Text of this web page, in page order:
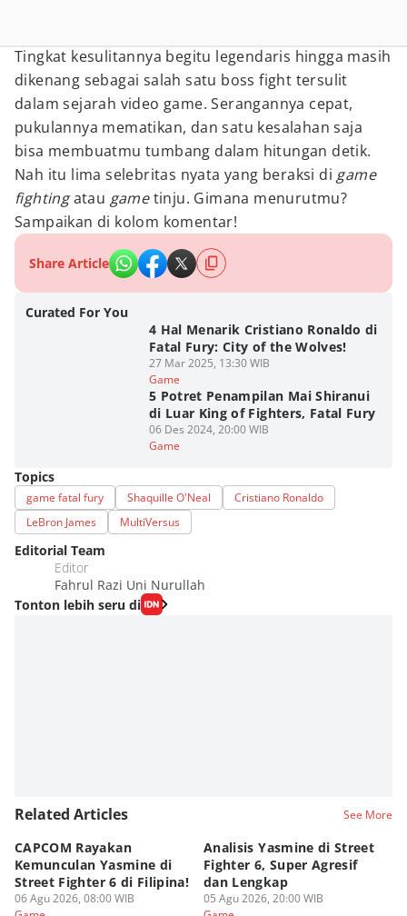
Tingkat kesulitannya begitu legendaris hingga masih
dikenang sebagai salah satu boss fight tersulit
dalam sejarah video game. Serangannya cepat,
pukulannya mematikan, dan satu kesalahan saja
bisa membuatmu tumbang dalam hitungan detik.
Nah itu lima selebritas nyata yang beraksi di game
fightingatau gametinju. Gimana menurutmu?
Sampaikan di kolom komentar!
Share Article
Curated For You
4 Hal Menarik Cristiano Ronaldo di
Fatal Fury: City of the Wolves!
27 Mar 2025, 13:30 WIB
Game
5 Potret Penampilan Mai Shiranui
di Luar King of Fighters, Fatal Fury
06 Des 2024, 20:00 WIB
Game
Topics
game fatal fury Shaquille O'Neal
Cristiano Ronaldo
LeBron James
MultiVersus
Editorial Team
Editor
Fahrul Razi Uni Nurullah
Tonton lebih seru di
Related Articles See More
CAPCOM Rayakan
Kemunculan Yasmine di
Street Fighter 6 di Filipina!
06 Agu 2026, 08:00 WIB
Analisis Yasmine di Street
Fighter 6, Super Agresif
dan Lengkap
05 Agu 2026, 20:00 WIB